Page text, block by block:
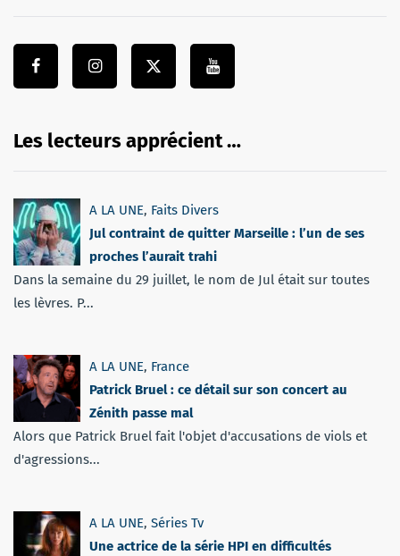
Les lecteurs apprécient …
A LA UNE, Faits Divers
Jul contraint de quitter Marseille : l’un de ses
proches l’aurait trahi
Dans la semaine du 29 juillet, le nom de Jul était sur toutes
les lèvres. P...
A LA UNE, France
Patrick Bruel : ce détail sur son concert au
Zénith passe mal
Alors que Patrick Bruel fait l'objet d'accusations de viols et
d'agressions...
A LA UNE, Séries Tv
Une actrice de la série HPI en difficultés